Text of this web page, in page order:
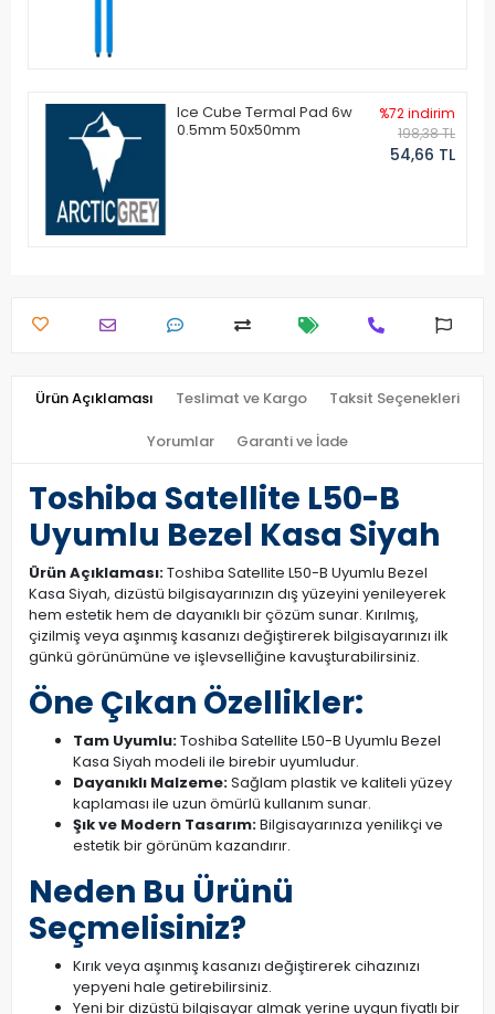
Ice Cube Termal Pad 6w
0.5mm 50x50mm
%72 indirim
198,38 TL
54,66 TL
Ürün Açıklaması Teslimat ve Kargo Taksit Seçenekleri
Yorumlar Garanti ve İade
Toshiba Satellite L50-B
Uyumlu Bezel Kasa Siyah
Ürün Açıklaması:Toshiba Satellite L50-B Uyumlu Bezel
Kasa Siyah, dizüstü bilgisayarınızın dış yüzeyini yenileyerek
hem estetik hem de dayanıklı bir çözüm sunar. Kırılmış,
çizilmiş veya aşınmış kasanızı değiştirerek bilgisayarınızı ilk
günkü görünümüne ve işlevselliğine kavuşturabilirsiniz.
Öne Çıkan Özellikler:
Tam Uyumlu:Toshiba Satellite L50-B Uyumlu Bezel
Kasa Siyah modeli ile birebir uyumludur.
Dayanıklı Malzeme:Sağlam plastik ve kaliteli yüzey
kaplaması ile uzun ömürlü kullanım sunar.
Şık ve Modern Tasarım:Bilgisayarınıza yenilikçi ve
estetik bir görünüm kazandırır.
Neden Bu Ürünü
Seçmelisiniz?
Kırık veya aşınmış kasanızı değiştirerek cihazınızı
yepyeni hale getirebilirsiniz.
Yeni bir dizüstü bilgisayar almak yerine uygun fiyatlı bir